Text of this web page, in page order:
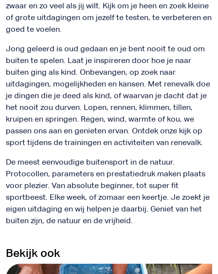
zwaar en zo veel als jij wilt. Kijk om je heen en zoek kleine
of grote uitdagingen om jezelf te testen, te verbeteren en
goed te voelen.
Jong geleerd is oud gedaan en je bent nooit te oud om
buiten te spelen. Laat je inspireren door hoe je naar
buiten ging als kind. Onbevangen, op zoek naar
uitdagingen, mogelijkheden en kansen. Met renevalk doe
je dingen die je deed als kind, of waarvan je dacht dat je
het nooit zou durven. Lopen, rennen, klimmen, tillen,
kruipen en springen. Regen, wind, warmte of kou, we
passen ons aan en genieten ervan. Ontdek onze kijk op
sport tijdens de trainingen en activiteiten van renevalk.
De meest eenvoudige buitensport in de natuur.
Protocollen, parameters en prestatiedruk maken plaats
voor plezier. Van absolute beginner, tot super fit
sportbeest. Elke week, of zomaar een keertje. Je zoekt je
eigen uitdaging en wij helpen je daarbij. Geniet van het
buiten zijn, de natuur en de vrijheid.
Bekijk ook